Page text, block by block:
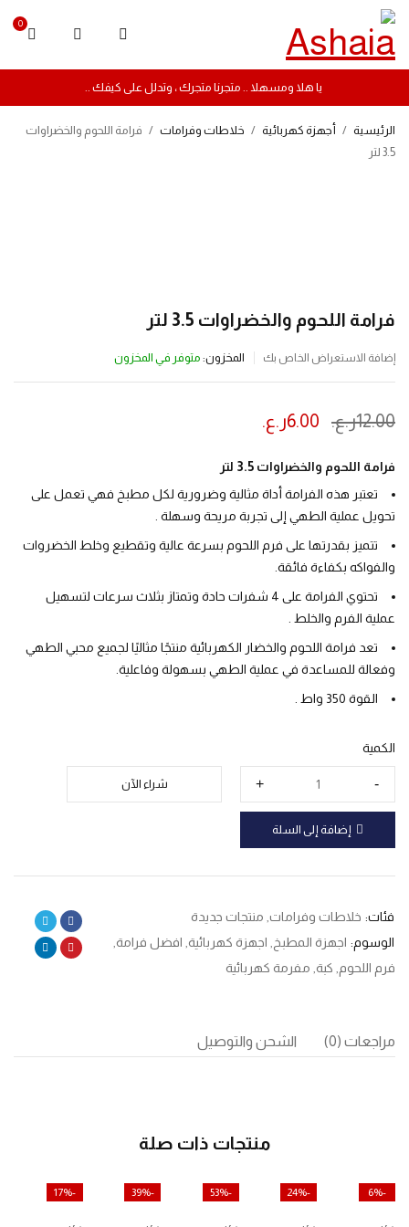
0
يا هلا ومسهلا .. متجرنا متجرك ، وتدلل على كيفك ..
الرئيسية / أجهزة كهربائية / خلاطات وفرامات / فرامة اللحوم والخضراوات
3.5 لتر
فرامة اللحوم والخضراوات 3.5 لتر
إضافة الاستعراض الخاص بك المخزون: متوفر في المخزون
ينتهي العرض بعد :
12.00ر.ع. 6.00ر.ع.
فرامة اللحوم والخضراوات 3.5 لتر
تعتبر هذه الفرامة أداة مثالية وضرورية لكل مطبخ فهي تعمل على
تحويل عملية الطهي إلى تجربة مريحة وسهلة .
تتميز بقدرتها على فرم اللحوم بسرعة عالية وتقطيع وخلط الخضروات
والفواكه بكفاءة فائقة.
تحتوي الفرامة على 4 شفرات حادة وتمتاز بثلاث سرعات لتسهيل
عملية الفرم والخلط .
تعد فرامة اللحوم والخضار الكهربائية منتجًا مثاليًا لجميع محبي الطهي
وفعالة للمساعدة في عملية الطهي بسهولة وفاعلية.
القوة 350 واط .
الكمية
إضافة إلى السلة
شراء الآن
فئات: خلاطات وفرامات منتجات جديدة
الوسوم: اجهزة المطبخ اجهزة كهربائية افضل فرامة
فرم اللحوم كبة مفرمة كهربائية
مراجعات (0) الشحن والتوصيل
منتجات ذات صلة
-6%
-24%
-53%
-39%
-17%